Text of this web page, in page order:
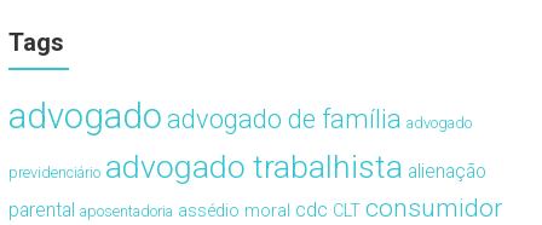
Tags
advogado advogado de família advogado
previdenciário advogado trabalhista alienação
parental aposentadoria assédio moral cdc CLT consumidor